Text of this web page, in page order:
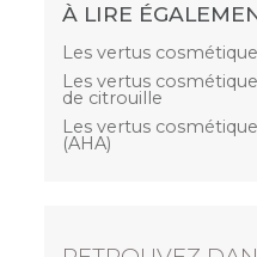
À LIRE
Les vertus
Les vertus
de citrouille
Les vertus
(AHA)